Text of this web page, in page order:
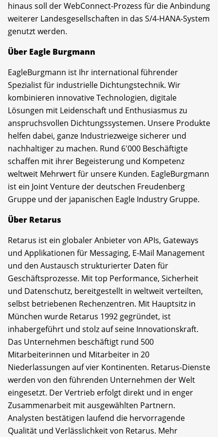
hinaus soll der WebConnect-Prozess für die Anbindung
weiterer Landesgesellschaften in das S/4-HANA-System
genutzt werden.
Über Eagle Burgmann
EagleBurgmann ist Ihr international führender
Spezialist für industrielle Dichtungstechnik. Wir
kombinieren innovative Technologien, digitale
Lösungen mit Leidenschaft und Enthusiasmus zu
anspruchsvollen Dichtungssystemen. Unsere Produkte
helfen dabei, ganze Industriezweige sicherer und
nachhaltiger zu machen. Rund 6'000 Beschäftigte
schaffen mit ihrer Begeisterung und Kompetenz
weltweit Mehrwert für unsere Kunden. EagleBurgmann
ist ein Joint Venture der deutschen Freudenberg
Gruppe und der japanischen Eagle Industry Gruppe.
Über Retarus
Retarus ist ein globaler Anbieter von APIs, Gateways
und Applikationen für Messaging, E-Mail Management
und den Austausch strukturierter Daten für
Geschäftsprozesse. Mit top Performance, Sicherheit
und Datenschutz, bereitgestellt in weltweit verteilten,
selbst betriebenen Rechenzentren. Mit Hauptsitz in
München wurde Retarus 1992 gegründet, ist
inhabergeführt und stolz auf seine Innovationskraft.
Das Unternehmen beschäftigt rund 500
Mitarbeiterinnen und Mitarbeiter in 20
Niederlassungen auf vier Kontinenten. Retarus-Dienste
werden von den führenden Unternehmen der Welt
eingesetzt. Der Vertrieb erfolgt direkt und in enger
Zusammenarbeit mit ausgewählten Partnern.
Analysten bestätigen laufend die hervorragende
Qualität und Verlässlichkeit von Retarus. Mehr